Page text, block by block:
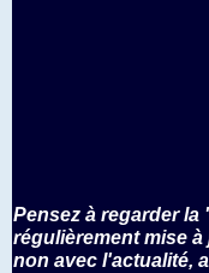
Pensez à regarder
régulièrement mise
non avec l'actualité,